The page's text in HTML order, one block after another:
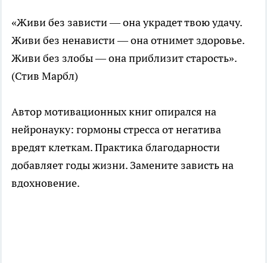
«Живи без зависти — она украдет твою удачу.
Живи без ненависти — она отнимет здоровье.
Живи без злобы — она приблизит старость».
(Стив Марбл)
Автор мотивационных книг опирался на
нейронауку: гормоны стресса от негатива
вредят клеткам. Практика благодарности
добавляет годы жизни. Замените зависть на
вдохновение.